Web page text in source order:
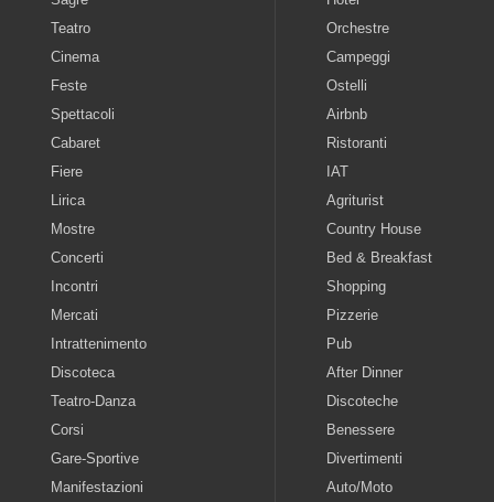
Teatro
Cinema
Feste
Spettacoli
Cabaret
Fiere
Lirica
Mostre
Concerti
Incontri
Mercati
Intrattenimento
Discoteca
Teatro-Danza
Corsi
Gare-Sportive
Manifestazioni
Orchestre
Campeggi
Ostelli
Airbnb
Ristoranti
IAT
Agriturist
Country House
Bed & Breakfast
Shopping
Pizzerie
Pub
After Dinner
Discoteche
Benessere
Divertimenti
Auto/Moto